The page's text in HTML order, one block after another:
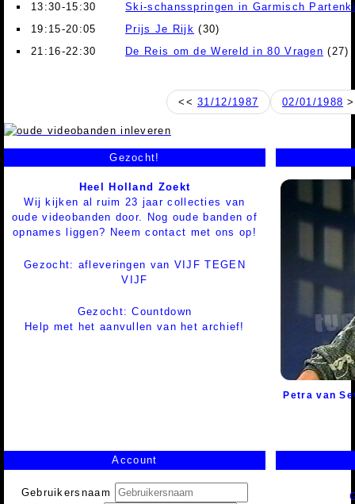
13:30-15:30
Ski-schansspringen in Garmisch
19:15-20:05
Prijs Je Rijk (30)
21:16-22:30
De Reis om de Wereld in 80 Vragen (27)
<<31/12/1987 02/01/1988
Gezocht!
Heel Holland Zoekt
Wij kijken al ruim 23 jaar collecties van
oude videobanden door. Nog oude banden of
opnames liggen? Neem contact met ons op!
Gezocht: afleveringen van VIJF TEGEN
VIJF
Gezocht: Countdown
Help met het aanvullen van het archief!
Petra van
Account
Gebruikersnaam